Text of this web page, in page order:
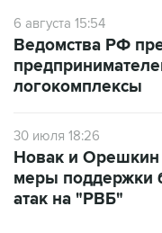
6 августа 15:54
Ведомства РФ
логокомплексы
30 июля 18:26
Новак и Орешкин
меры поддержки
атак на "РВБ"